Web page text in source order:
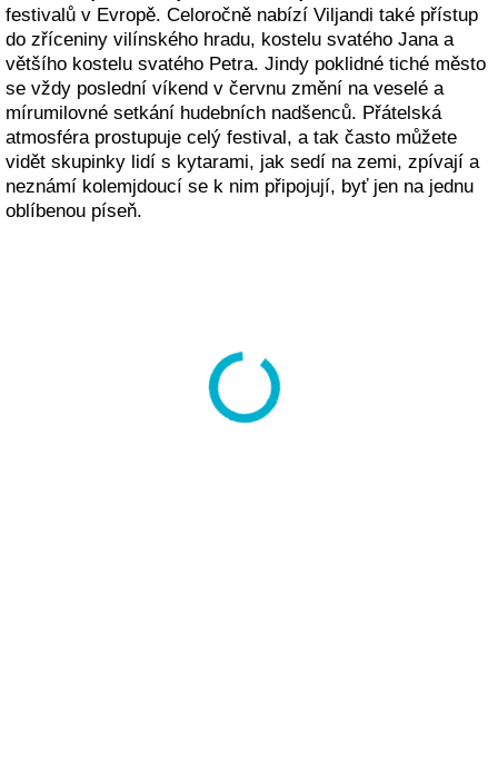
festivalů v Evropě. Celoročně nabízí Viljandi také přístup
do zříceniny vilínského hradu, kostelu svatého Jana a
většího kostelu svatého Petra. Jindy poklidné tiché město
se vždy poslední víkend v červnu změní na veselé a
mírumilovné setkání hudebních nadšenců. Přátelská
atmosféra prostupuje celý festival, a tak často můžete
vidět skupinky lidí s kytarami, jak sedí na zemi, zpívají a
neznámí kolemjdoucí se k nim připojují, byť jen na jednu
oblíbenou píseň.